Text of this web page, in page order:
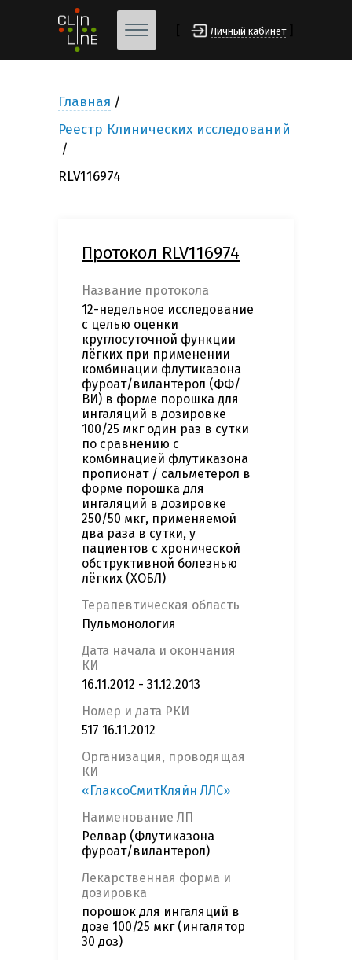
Личный кабинет
Главная
Реестр Клинических исследований
RLV116974
Протокол RLV116974
Название протокола
12-недельное исследование
с целью оценки
круглосуточной функции
лёгких при применении
комбинации флутиказона
фуроат/вилантерол (ФФ/
ВИ) в форме порошка для
ингаляций в дозировке
100/25 мкг один раз в сутки
по сравнению с
комбинацией флутиказона
пропионат / сальметерол в
форме порошка для
ингаляций в дозировке
250/50 мкг, применяемой
два раза в сутки, у
пациентов с хронической
обструктивной болезнью
лёгких (ХОБЛ)
Терапевтическая область
Пульмонология
Дата начала и окончания
КИ
16.11.2012 - 31.12.2013
Номер и дата РКИ
517 16.11.2012
Организация, проводящая
КИ
«ГлаксоСмитКляйн ЛЛС»
Наименование ЛП
Релвар (Флутиказона
фуроат/вилантерол)
Лекарственная форма и
дозировка
порошок для ингаляций в
дозе 100/25 мкг (ингалятор
30 доз)